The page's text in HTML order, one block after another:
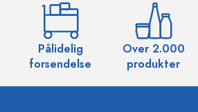
Pålidelig
forsendelse
Over 2.000
produkter